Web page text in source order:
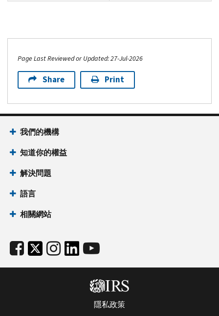
Page Last Reviewed or Updated: 27-Jul-2026
Share Print
我們的機構
知道你的權益
解決問題
語言
相關網站
隱私政策